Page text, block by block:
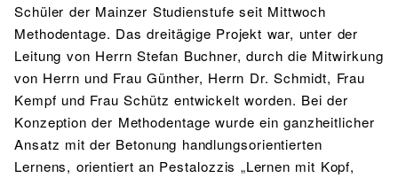
Schüler der Mainzer Studienstufe seit Mittwoch
Methodentage. Das dreitägige Projekt war, unter der
Leitung von Herrn Stefan Buchner, durch die Mitwirkung
von Herrn und Frau Günther, Herrn Dr. Schmidt, Frau
Kempf und Frau Schütz entwickelt worden. Bei der
Konzeption der Methodentage wurde ein ganzheitlicher
Ansatz mit der Betonung handlungsorientierten
Lernens, orientiert an Pestalozzis „Lernen mit Kopf,